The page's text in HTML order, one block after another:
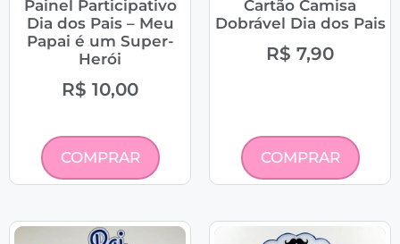
Painel Participativo
Dia dos Pais – Meu
Papai é um Super-
Herói
R$ 10,00
COMPRAR
Cartão Camisa
Dobrável Dia dos Pais
R$ 7,90
COMPRAR